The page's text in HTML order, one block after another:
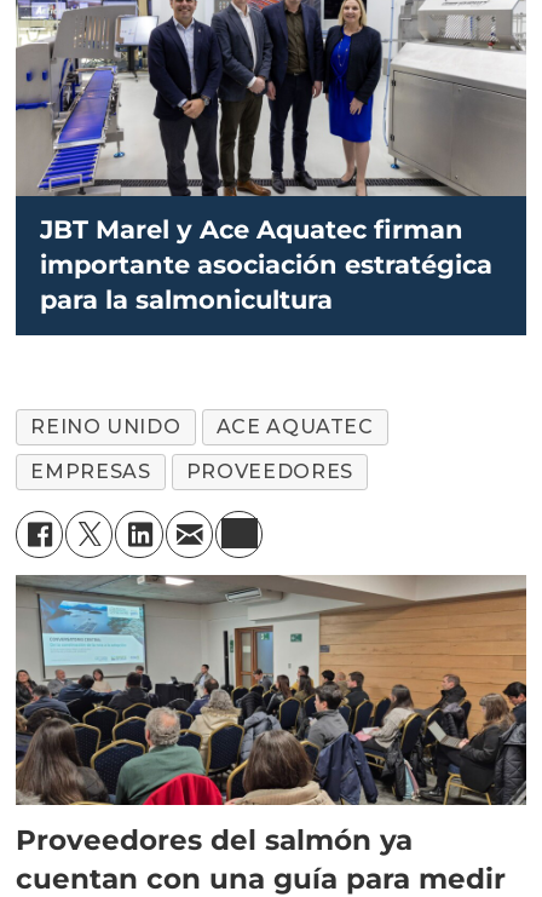
JBT Marel y Ace Aquatec firman
importante asociación estratégica
para la salmonicultura
REINO UNIDO
ACE AQUATEC
EMPRESAS
PROVEEDORES
Proveedores del salmón ya
cuentan con una guía para medir